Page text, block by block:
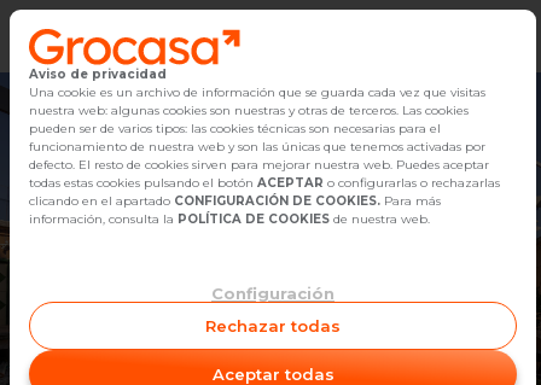
Vender
Buscar Inmuebles
Alquiler
Empleo
Oficinas
Aviso de privacidad
Una cookie es un archivo de información que se guarda cada vez que visitas
nuestra web: algunas cookies son nuestras y otras de terceros. Las cookies
pueden ser de varios tipos: las cookies técnicas son necesarias para el
funcionamiento de nuestra web y son las únicas que tenemos activadas por
defecto. El resto de cookies sirven para mejorar nuestra web. Puedes aceptar
todas estas cookies pulsando el botón ACEPTAR o configurarlas o rechazarlas
clicando en el apartado CONFIGURACIÓN DE COOKIES. Para más
información, consulta la POLÍTICA DE COOKIES de nuestra web.
Configuración
Rechazar todas
Aceptar todas